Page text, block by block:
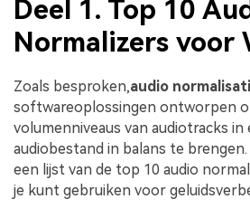
Deel 1. Top 10
Normalizers voor
Zoals besproken,audio
softwareoplossingen ontworpen
volumenniveaus van audiotracks
audiobestand in balans te
een lijst van de top 10 audio
je kunt gebruiken voor